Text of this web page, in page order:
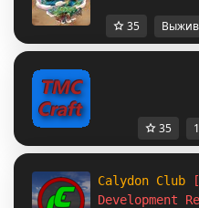
35
35
Calydon Club
Development